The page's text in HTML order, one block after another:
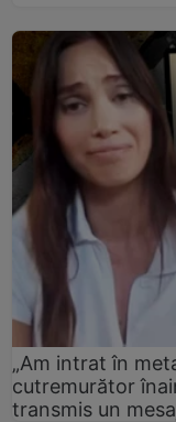
„Am intrat în
cutremurător
transmis un